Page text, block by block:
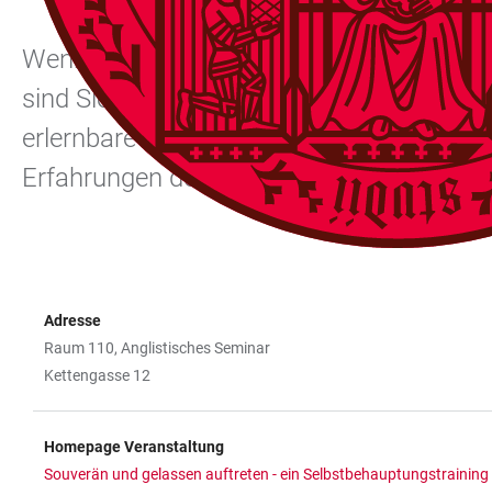
Wenn Sie Ihr Auftreten verbessern,
sind Sie in diesem Training genau
erlernbare Fähigkeit. Mit dem Training
Erfahrungen der anderen Teilnehmer
Adresse
Raum 110, Anglistisches Seminar
Kettengasse 12
Homepage Veranstaltung
Souverän und gelassen auftreten - ein Selbstbehauptungstraining